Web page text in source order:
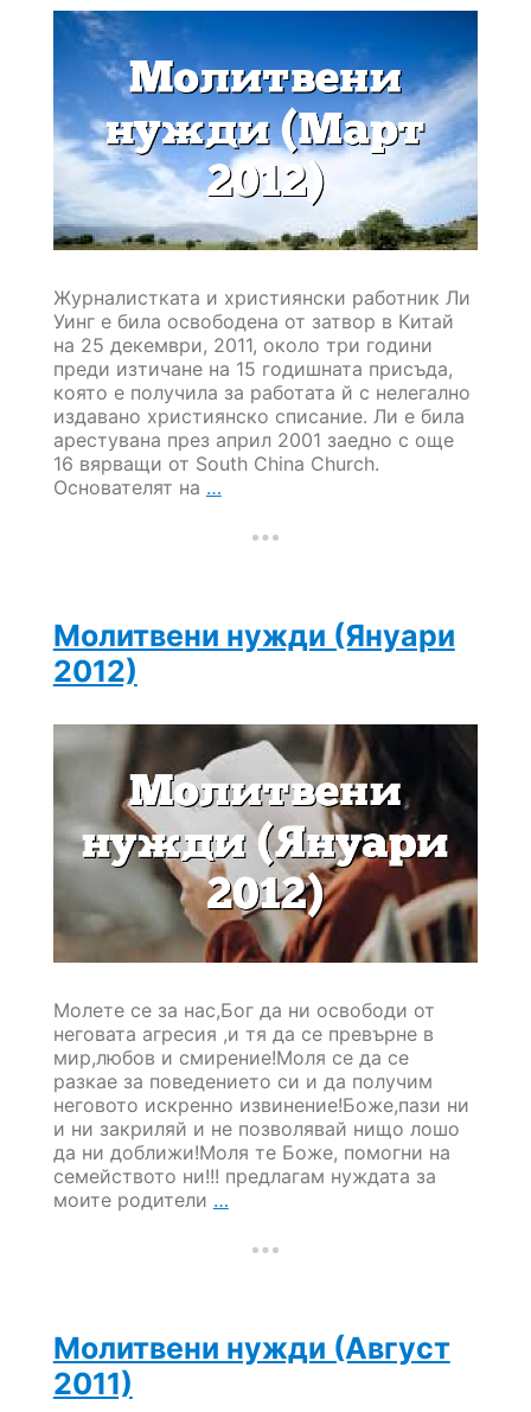
Журналистката и християнски работник Ли
Уинг е била освободена от затвор в Китай
на 25 декември, 2011, около три години
преди изтичане на 15 годишната присъда,
която е получила за работата й с нелегално
издавано християнско списание. Ли е била
арестувана през април 2001 заедно с още
16 вярващи от South China Church.
Основателят на …
(Март
Молитвени нужди (Януари
2012)
Молете се за нас,Бог да ни освободи от
неговата агресия ,и тя да се превърне в
мир,любов и смирение!Моля се да се
разкае за поведението си и да получим
неговото искренно извинение!Боже,пази ни
и ни закриляй и не позволявай нищо лошо
да ни доближи!Моля те Боже, помогни на
семейството ни!!! предлагам нуждата за
моите родители …Молитвени
(Януари
Молитвени нужди (Август
2011)